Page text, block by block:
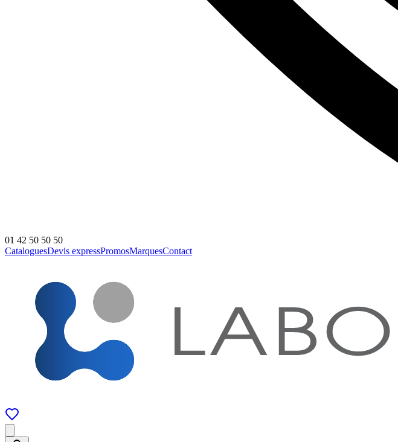
01 42 50 50 50
CataloguesDevis expressPromosMarquesContact